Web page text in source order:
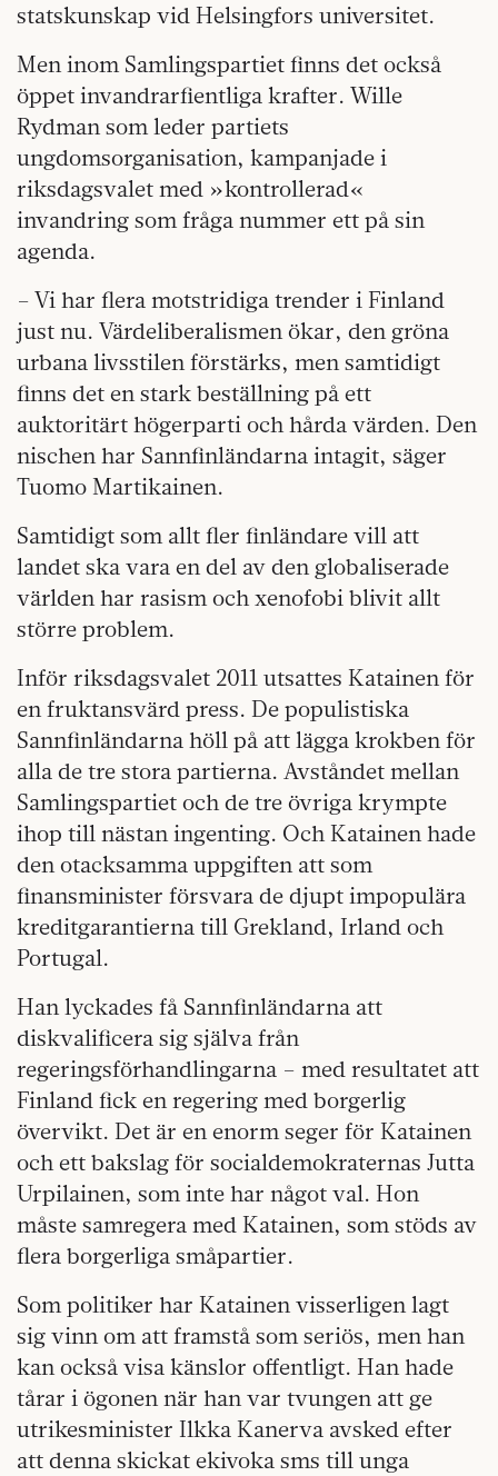
statskunskap vid Helsingfors universitet.
Men inom Samlingspartiet finns det också
öppet invandrarfientliga krafter. Wille
Rydman som leder partiets
ungdomsorganisation, kampanjade i
riksdagsvalet med »kontrollerad«
invandring som fråga nummer ett på sin
agenda.
– Vi har flera motstridiga trender i Finland
just nu. Värdeliberalismen ökar, den gröna
urbana livsstilen förstärks, men samtidigt
finns det en stark beställning på ett
auktoritärt högerparti och hårda värden. Den
nischen har Sannfinländarna intagit, säger
Tuomo Martikainen.
Samtidigt som allt fler finländare vill att
landet ska vara en del av den globaliserade
världen har rasism och xenofobi blivit allt
större problem.
Inför riksdagsvalet 2011 utsattes Katainen för
en fruktansvärd press. De populistiska
Sannfinländarna höll på att lägga krokben för
alla de tre stora partierna. Avståndet mellan
Samlingspartiet och de tre övriga krympte
ihop till nästan ingenting. Och Katainen hade
den otacksamma uppgiften att som
finansminister försvara de djupt impopulära
kreditgarantierna till Grekland, Irland och
Portugal.
Han lyckades få Sannfinländarna att
diskvalificera sig själva från
regeringsförhandlingarna – med resultatet att
Finland fick en regering med borgerlig
övervikt. Det är en enorm seger för Katainen
och ett bakslag för socialdemokraternas Jutta
Urpilainen, som inte har något val. Hon
måste samregera med Katainen, som stöds av
flera borgerliga småpartier.
Som politiker har Katainen visserligen lagt
sig vinn om att framstå som seriös, men han
kan också visa känslor offentligt. Han hade
tårar i ögonen när han var tvungen att ge
utrikesminister Ilkka Kanerva avsked efter
att denna skickat ekivoka sms till unga